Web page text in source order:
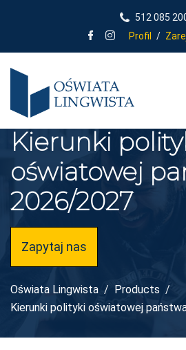
512 085
Profil
/
Kierunki
oświatowej
2026/2027
Zapytaj nas
Oświata Lingwista
Products
Kierunki polityki oświatowej